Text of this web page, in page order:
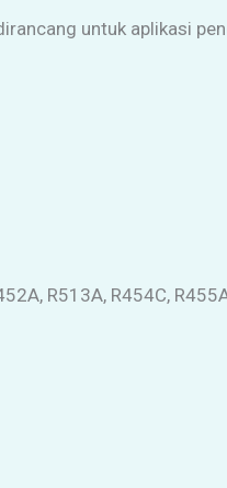
untuk aplikasi
R513A, R454C,